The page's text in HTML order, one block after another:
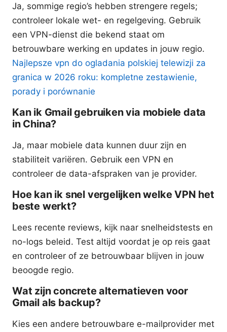
Ja, sommige regio’s hebben strengere regels;
controleer lokale wet- en regelgeving. Gebruik
een VPN-dienst die bekend staat om
betrouwbare werking en updates in jouw regio.
Najlepsze vpn do ogladania polskiej telewizji za
granica w 2026 roku: kompletne zestawienie,
porady i porównanie
Kan ik Gmail gebruiken via mobiele data
in China?
Ja, maar mobiele data kunnen duur zijn en
stabiliteit variëren. Gebruik een VPN en
controleer de data-afspraken van je provider.
Hoe kan ik snel vergelijken welke VPN het
beste werkt?
Lees recente reviews, kijk naar snelheidstests en
no-logs beleid. Test altijd voordat je op reis gaat
en controleer of ze betrouwbaar blijven in jouw
beoogde regio.
Wat zijn concrete alternatieven voor
Gmail als backup?
Kies een andere betrouwbare e-mailprovider met